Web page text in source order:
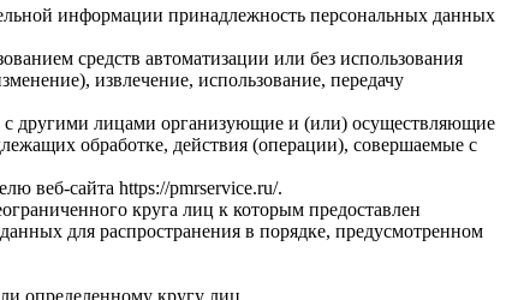
информации принадлежность персональных данных
средств автоматизации или без использования
извлечение, использование, передачу
с другими лицами организующие и (или) осуществляющие
обработке, действия (операции), совершаемые с
веб-сайта https://pmrservice.ru/.
круга лиц к которым предоставлен
для распространения в порядке, предусмотренном
определенному кругу лиц.